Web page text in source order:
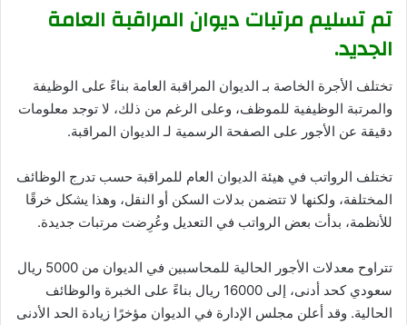
تم تسليم مرتبات ديوان المراقبة العامة
الجديد.
تختلف الأجرة الخاصة بـ الديوان المراقبة العامة بناءً على الوظيفة
والمرتبة الوظيفية للموظف، وعلى الرغم من ذلك، لا توجد معلومات
دقيقة عن الأجور على الصفحة الرسمية لـ الديوان المراقبة.
تختلف الرواتب في هيئة الديوان العام للمراقبة حسب تدرج الوظائف
المختلفة، ولكنها لا تتضمن بدلات السكن أو النقل، وهذا يشكل خرقًا
للأنظمة، بدأت بعض الرواتب في التعديل وعُرِضت مرتبات جديدة.
تتراوح معدلات الأجور الحالية للمحاسبين في الديوان من 5000 ريال
سعودي كحد أدنى، إلى 16000 ريال بناءً على الخبرة والوظائف
الحالية. وقد أعلن مجلس الإدارة في الديوان مؤخرًا زيادة الحد الأدنى